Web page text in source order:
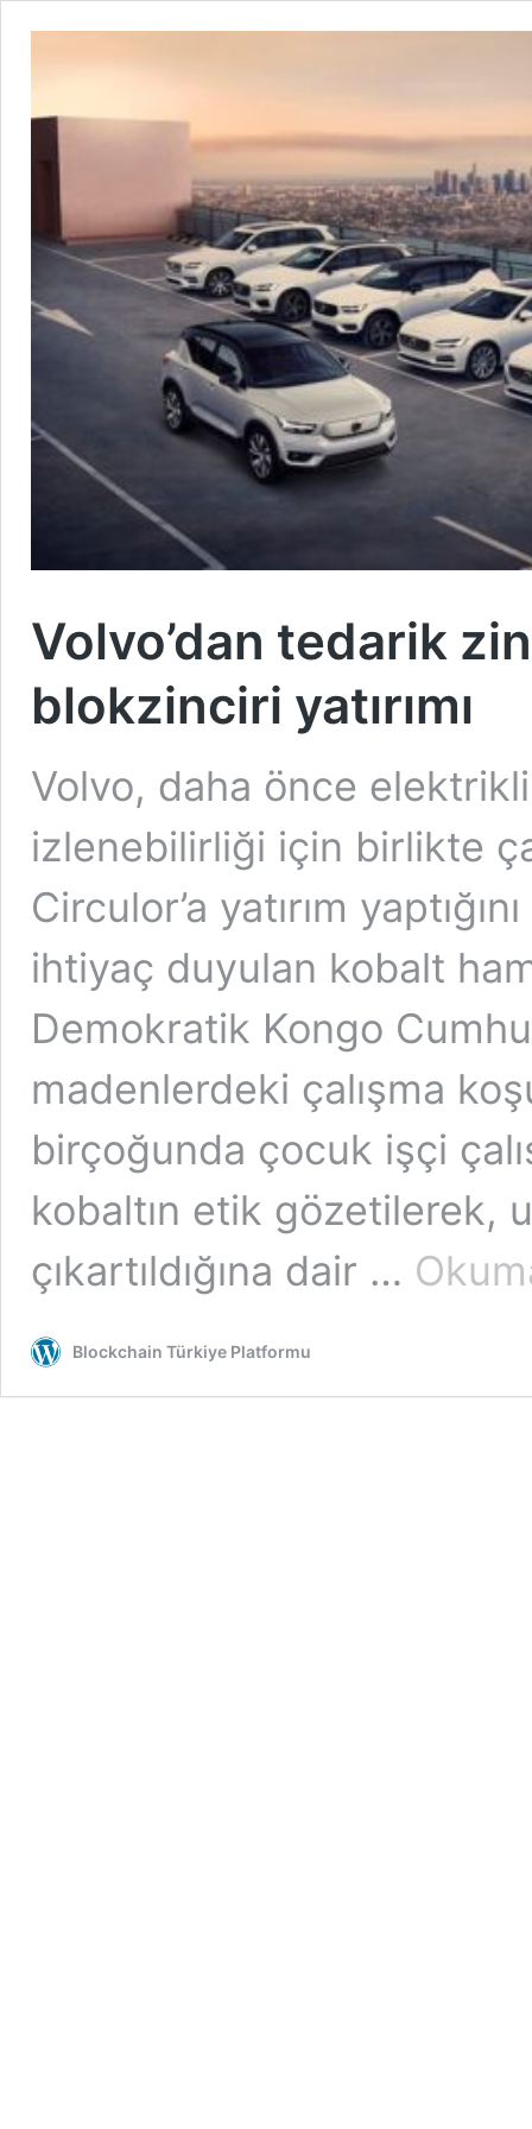
Volvo’dan tedarik
blokzinciri yatırımı
Volvo, daha önce
izlenebilirliği için birlikte
Circulor’a yatırım
ihtiyaç duyulan kobalt
Demokratik Kongo
madenlerdeki çalışma
birçoğunda çocuk işçi
kobaltın etik gözetilerek,
çıkartıldığına dair …
Blockchain Türkiye Platformu